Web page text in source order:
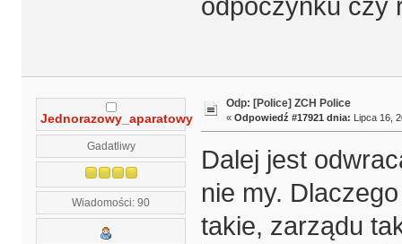
odpoczynku czy
Jednorazowy_aparatowy
Gadatliwy
Wiadomości: 90
Odp: [Police] ZCH Police
« Odpowiedź #17921 dnia: Lipca 16,
Dalej jest
nie my.
takie, zarządu